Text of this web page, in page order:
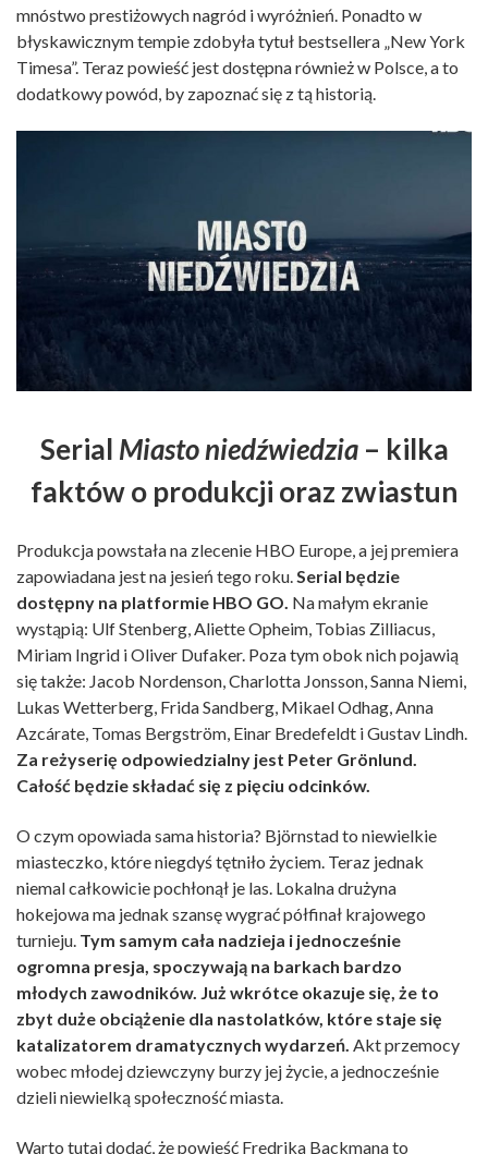
mnóstwo prestiżowych nagród i wyróżnień. Ponadto w
błyskawicznym tempie zdobyła tytuł bestsellera „New York
Timesa”. Teraz powieść jest dostępna również w Polsce, a to
dodatkowy powód, by zapoznać się z tą historią.
Serial Miasto niedźwiedzia – kilka
faktów o produkcji oraz zwiastun
Produkcja powstała na zlecenie HBO Europe, a jej premiera
zapowiadana jest na jesień tego roku.Serial będzie
dostępny na platformie HBO GO. Na małym ekranie
wystąpią: Ulf Stenberg, Aliette Opheim, Tobias Zilliacus,
Miriam Ingrid i Oliver Dufaker. Poza tym obok nich pojawią
się także: Jacob Nordenson, Charlotta Jonsson, Sanna Niemi,
Lukas Wetterberg, Frida Sandberg, Mikael Odhag, Anna
Azcárate, Tomas Bergström, Einar Bredefeldt i Gustav Lindh.
Za reżyserię odpowiedzialny jest Peter Grönlund.
Całość będzie składać się z pięciu odcinków.
O czym opowiada sama historia? Björnstad to niewielkie
miasteczko, które niegdyś tętniło życiem. Teraz jednak
niemal całkowicie pochłonął je las. Lokalna drużyna
hokejowa ma jednak szansę wygrać półfinał krajowego
turnieju. Tym samym cała nadzieja i jednocześnie
ogromna presja, spoczywają na barkach bardzo
młodych zawodników. Już wkrótce okazuje się, że to
zbyt duże obciążenie dla nastolatków, które staje się
katalizatorem dramatycznych wydarzeń. Akt przemocy
wobec młodej dziewczyny burzy jej życie, a jednocześnie
dzieli niewielką społeczność miasta.
Warto tutaj dodać, że powieść Fredrika Backmana to